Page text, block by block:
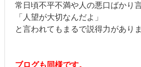
常日頃不平不満や人の悪口ばかり
「人望が大切なんだよ」
と言われてもまるで説得力がありま
ブログも同様です。